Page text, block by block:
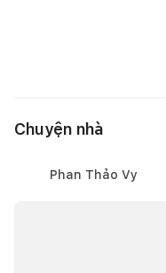
Chuyện nhà
Phan Thảo Vy